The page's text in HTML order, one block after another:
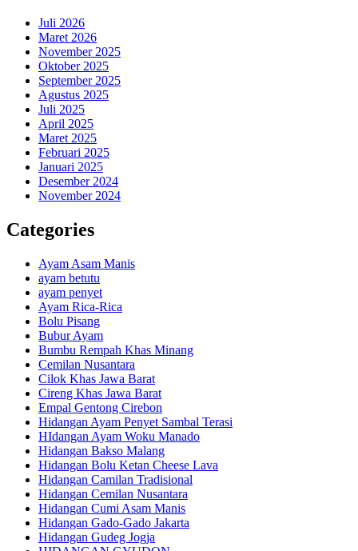
Juli 2026
Maret 2026
November 2025
Oktober 2025
September 2025
Agustus 2025
Juli 2025
April 2025
Maret 2025
Februari 2025
Januari 2025
Desember 2024
November 2024
Categories
Ayam Asam Manis
ayam betutu
ayam penyet
Ayam Rica-Rica
Bolu Pisang
Bubur Ayam
Bumbu Rempah Khas Minang
Cemilan Nusantara
Cilok Khas Jawa Barat
Cireng Khas Jawa Barat
Empal Gentong Cirebon
Hidangan Ayam Penyet Sambal Terasi
HIdangan Ayam Woku Manado
Hidangan Bakso Malang
Hidangan Bolu Ketan Cheese Lava
Hidangan Camilan Tradisional
Hidangan Cemilan Nusantara
Hidangan Cumi Asam Manis
Hidangan Gado-Gado Jakarta
Hidangan Gudeg Jogja